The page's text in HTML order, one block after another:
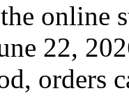
online
22,
orders